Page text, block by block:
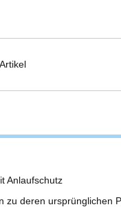
Anlaufschutz
zu deren ursprünglichen